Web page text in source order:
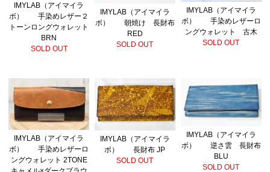
IMYLAB（アイマイラ
ボ） 手染めレザー２
トーンロングウォレット
BRN
SOLD OUT
IMYLAB（アイマイラ
ボ） 朝焼け 長財布
RED
SOLD OUT
IMYLAB（アイマイラ
ボ） 手染めレザーロ
ングウォレット 古木
SOLD OUT
IMYLAB（アイマイラ
ボ） 手染めレザーロ
ングウォレット 2TONE
IMYLAB（アイマイラ
ボ） 長財布 JP
SOLD OUT
IMYLAB（アイマイラ
ボ） 逆さ雲 長財布
BLU
SOLD OUT